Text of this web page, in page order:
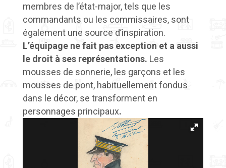
membres de l’état-major, tels que les
commandants ou les commissaires, sont
également une source d’inspiration.
L’équipage ne fait pas exception et a aussi
le droit à ses représentations. Les
mousses de sonnerie, les garçons et les
mousses de pont, habituellement fondus
dans le décor, se transforment en
personnages principaux.